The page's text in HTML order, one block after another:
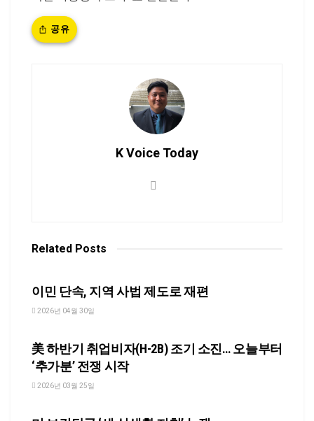
공유
K Voice Today
Related Posts
이민 단속, 지역 사법 제도로 재편
2026년 04월 30일
美 하반기 취업비자(H-2B) 조기 소진… 오늘부터
‘추가분’ 전쟁 시작
2026년 03월 25일